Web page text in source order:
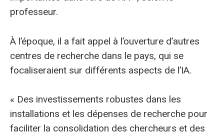
professeur.
À l’époque, il a fait appel à l’ouverture d’autres
centres de recherche dans le pays, qui se
focaliseraient sur différents aspects de l’IA.
« Des investissements robustes dans les
installations et les dépenses de recherche pour
faciliter la consolidation des chercheurs et des